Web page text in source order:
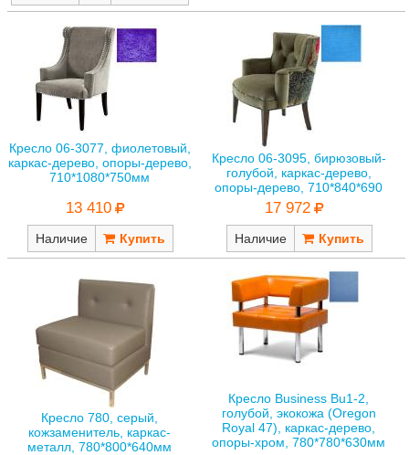
Кресло 06-3077, фиолетовый,
каркас-дерево, опоры-дерево,
710*1080*750мм
13 410
Наличие
Кресло 06-3095, бирюзовый-
голубой, каркас-дерево,
опоры-дерево, 710*840*690
17 972
Наличие
Кресло 780, серый,
кожзаменитель, каркас-
металл, 780*800*640мм
Кресло Business Bu1-2,
голубой, экокожа (Oregon
Royal 47), каркас-дерево,
опоры-хром, 780*780*630мм